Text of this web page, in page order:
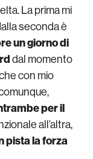
La prima mi
seconda è
un giorno di
dal momento
con mio
per il
all’altra,
pista la forza